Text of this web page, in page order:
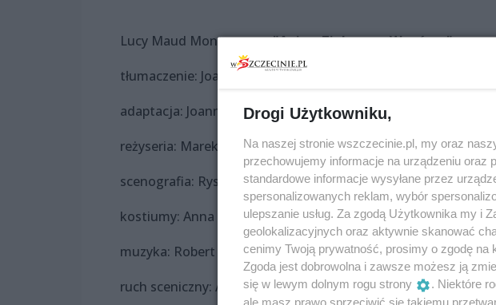
Lucy Maud Montgomery"Ania z Zielonego Wzgórza"
tłumaczenie: Joanna Gorecka-Kalita
adaptacja: Joanna Gorecka-Kalita, Marek Pasieczny
reżyseria: Marek Pasieczny
scenografia: Ryszard Warcholiński
kostiumy: Anna Sekuła
muzyka: Robert Łuczak
ruch sceniczny: Arkadiusz Buszko
Drogi Użytkowniku,
Na naszej stronie wszczecinie.pl, my oraz
przechowujemy informacje na urządzeniu oraz
standardowe informacje wysyłane przez
spersonalizowanych reklam, wybór
ulepszanie usług. Za zgodą Użytkownika my i
geolokalizacyjnych oraz aktywnie skanować
cenimy Twoją prywatność, prosimy o zgodę na
Zgoda jest dobrowolna i zawsze możesz ją
się w lewym dolnym rogu strony
. Niektóre
ale masz prawo sprzeciwić się takiemu